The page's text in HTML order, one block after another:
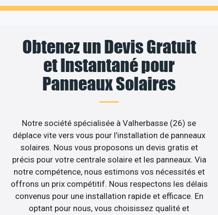
Obtenez un Devis Gratuit
et Instantané pour
Panneaux Solaires
Notre société spécialisée à Valherbasse (26) se
déplace vite vers vous pour l’installation de panneaux
solaires. Nous vous proposons un devis gratis et
précis pour votre centrale solaire et les panneaux. Via
notre compétence, nous estimons vos nécessités et
offrons un prix compétitif. Nous respectons les délais
convenus pour une installation rapide et efficace. En
optant pour nous, vous choisissez qualité et